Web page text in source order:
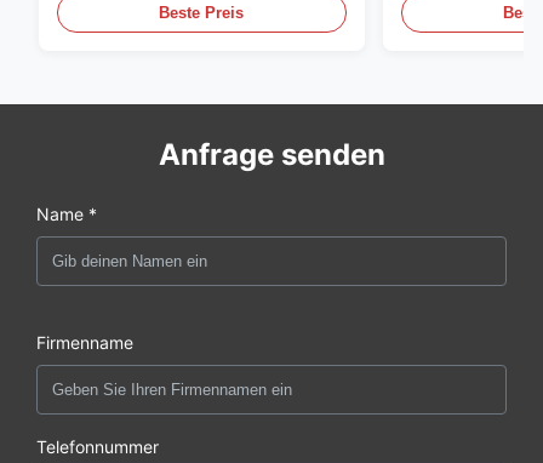
Beste Preis
Anfrage senden
Name *
Firmenname
Telefonnummer